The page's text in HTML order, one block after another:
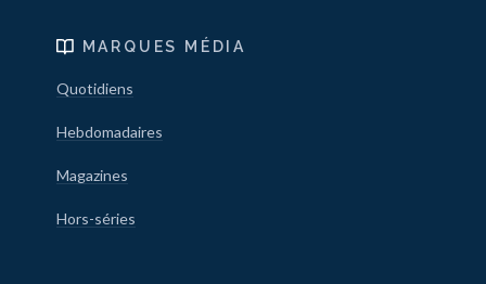
MARQUES MÉDIA
Quotidiens
Hebdomadaires
Magazines
Hors-séries